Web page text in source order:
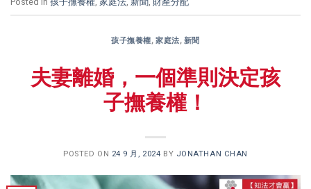
孩子撫養權, 家庭法, 新聞
夫妻離婚，一個準則決定孩
子撫養權！
POSTED ON 24 9 月, 2024 BY JONATHAN CHAN